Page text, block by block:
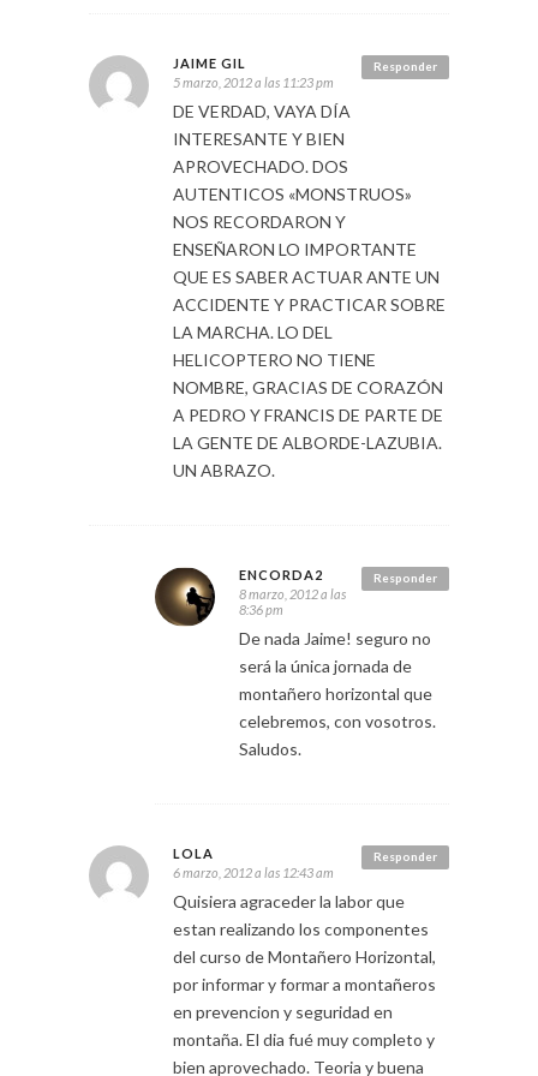
Responder
JAIME GIL
5 marzo, 2012 a las 11:23 pm
DE VERDAD, VAYA DÍA
INTERESANTE Y BIEN
APROVECHADO. DOS
AUTENTICOS «MONSTRUOS»
NOS RECORDARON Y
ENSEÑARON LO IMPORTANTE
QUE ES SABER ACTUAR ANTE UN
ACCIDENTE Y PRACTICAR SOBRE
LA MARCHA. LO DEL
HELICOPTERO NO TIENE
NOMBRE, GRACIAS DE CORAZÓN
A PEDRO Y FRANCIS DE PARTE DE
LA GENTE DE ALBORDE-LAZUBIA.
UN ABRAZO.
Responder
ENCORDA2
8 marzo, 2012 a las
8:36 pm
De nada Jaime! seguro no
será la única jornada de
montañero horizontal que
celebremos, con vosotros.
Saludos.
Responder
LOLA
6 marzo, 2012 a las 12:43 am
Quisiera agraceder la labor que
estan realizando los componentes
del curso de Montañero Horizontal,
por informar y formar a montañeros
en prevencion y seguridad en
montaña. El dia fué muy completo y
bien aprovechado. Teoria y buena